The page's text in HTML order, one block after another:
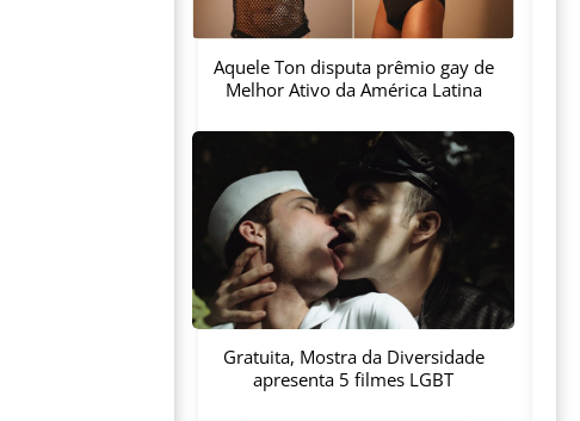
Aquele Ton disputa prêmio gay de
Melhor Ativo da América Latina
Gratuita, Mostra da Diversidade
apresenta 5 filmes LGBT